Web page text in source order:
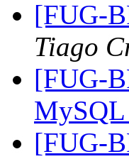
[FUG-
Tiago
[FUG-
MySQL
[FUG-